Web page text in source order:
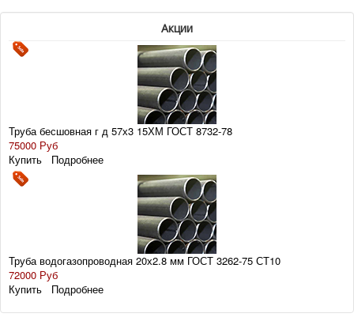
Акции
Труба бесшовная г д 57х3 15ХМ ГОСТ 8732-78
75000 Руб
Купить
Подробнее
Труба водогазопроводная 20х2.8 мм ГОСТ 3262-75 СТ10
72000 Руб
Купить
Подробнее